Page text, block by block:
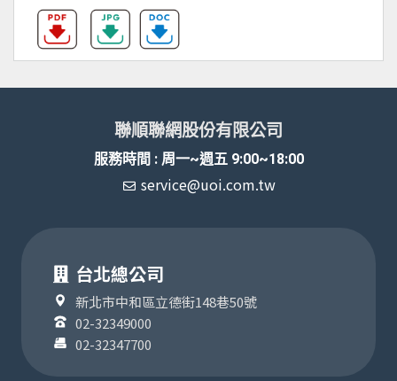
聯順聯網股份有限公司
服務時間 : 周一~週五 9:00~18:00
service@uoi.com.tw
台北總公司
新北市中和區立德街148巷50號
02-32349000
02-32347700